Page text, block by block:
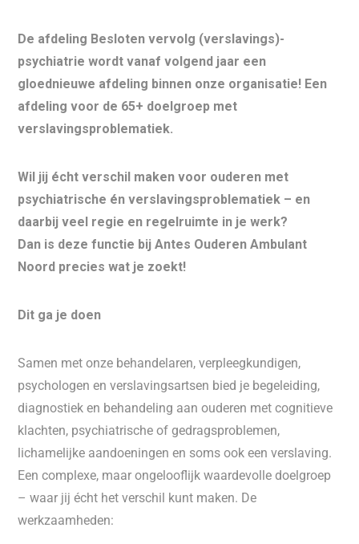
De afdeling Besloten vervolg (verslavings)-
psychiatrie wordt vanaf volgend jaar een
gloednieuwe afdeling binnen onze organisatie! Een
afdeling voor de 65+ doelgroep met
verslavingsproblematiek.
Wil jij écht verschil maken voor ouderen met
psychiatrische én verslavingsproblematiek – en
daarbij veel regie en regelruimte in je werk?
Dan is deze functie bij Antes Ouderen Ambulant
Noord precies wat je zoekt!
Dit ga je doen
Samen met onze behandelaren, verpleegkundigen,
psychologen en verslavingsartsen bied je begeleiding,
diagnostiek en behandeling aan ouderen met cognitieve
klachten, psychiatrische of gedragsproblemen,
lichamelijke aandoeningen en soms ook een verslaving.
Een complexe, maar ongelooflijk waardevolle doelgroep
– waar jij écht het verschil kunt maken. De
werkzaamheden: